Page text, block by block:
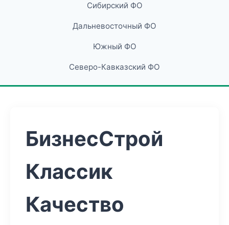
Сибирский ФО
Дальневосточный ФО
Южный ФО
Северо-Кавказский ФО
БизнесСтрой
Классик
Качество